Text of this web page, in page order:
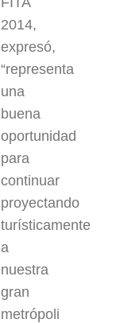
2014,
expresó,
“representa
una
buena
oportunidad
para
continuar
proyectando
turísticamente
a
nuestra
gran
metrópoli